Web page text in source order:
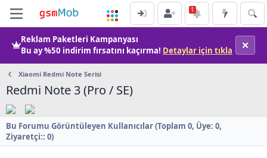
Reklam Paketleri Kampanyası
Bu ay%50 indirim fırsatını kaçırma! Detaylar için tıkla ✕
Xiaomi Redmi Note Serisi
Redmi Note 3 (Pro / SE)
Bu Forumu Görüntüleyen Kullanıcılar (Toplam 0, Üye: 0,
Ziyaretçi:: 0)